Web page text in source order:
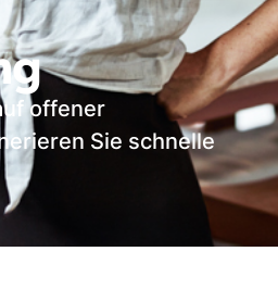
offener
Sie schnelle